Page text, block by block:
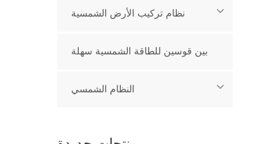
نظام تركيب الأرض الشمسية
بين قوسين للطاقة الشمسية سهلة
النظام الشمسي